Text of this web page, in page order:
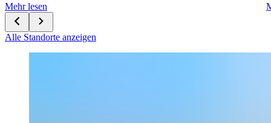
Mehr lesen
Alle Standorte anzeigen